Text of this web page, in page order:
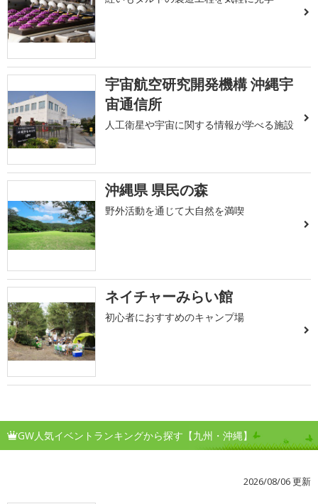
宇宙航空研究開発機構 沖縄宇
宙通信所
人工衛星や宇宙に関する情報が学べる施設
沖縄県 県民の森
野外活動を通じて大自然を満喫
ネイチャーみらい館
初心者におすすめのキャンプ場
GW人気イベントランキングから探す【九州・沖縄】
2026/08/06 更新